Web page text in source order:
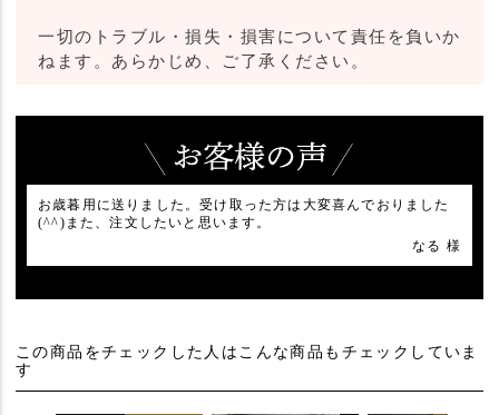
一切のトラブル・損失・損害について責任を負いか
ねます。あらかじめ、ご了承ください。
お歳暮用に送りました。受け取った方は大変喜んでおりました
(^^)また、注文したいと思います。
なる 様
この商品をチェックした人はこんな商品もチェックしていま
す